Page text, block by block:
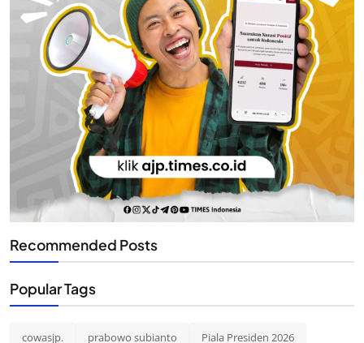
Recommended Posts
Popular Tags
cowasjp. prabowo subianto Piala Presiden 2026